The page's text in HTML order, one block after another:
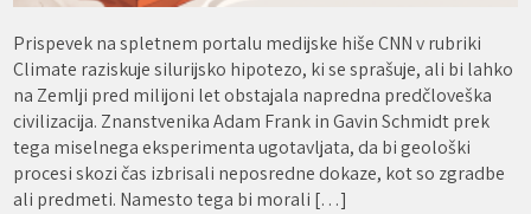
Prispevek na spletnem portalu medijske hiše CNN v rubriki
Climate raziskuje silurijsko hipotezo, ki se sprašuje, ali bi lahko
na Zemlji pred milijoni let obstajala napredna predčloveška
civilizacija. Znanstvenika Adam Frank in Gavin Schmidt prek
tega miselnega eksperimenta ugotavljata, da bi geološki
procesi skozi čas izbrisali neposredne dokaze, kot so zgradbe
ali predmeti. Namesto tega bi morali […]